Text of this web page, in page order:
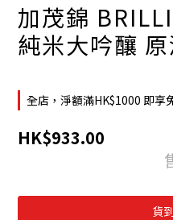
全單購物滿
加茂錦
純米大吟釀
全店，淨額滿HK$1000 即享
HK$933.00
貨